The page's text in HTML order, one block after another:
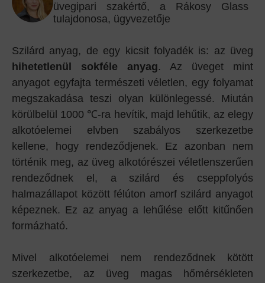
üvegipari szakértő, a Rákosy Glass
tulajdonosa, ügyvezetője
Szilárd anyag, de egy kicsit folyadék is: az üveg
hihetetlenül sokféle anyag. Az üveget mint
anyagot egyfajta természeti véletlen, egy folyamat
megszakadása teszi olyan különlegessé. Miután
körülbelül 1000 ℃-ra hevítik, majd lehűtik, az elegy
alkotóelemei elvben szabályos szerkezetbe
kellene, hogy rendeződjenek. Ez azonban nem
történik meg, az üveg alkotórészei véletlenszerűen
rendeződnek el, a szilárd és cseppfolyós
halmazállapot között félúton amorf szilárd anyagot
képeznek. Ez az anyag a lehűlése előtt kitűnően
formázható.
Mivel alkotóelemei nem rendeződnek kötött
szerkezetbe, az üveg magas hőmérsékleten